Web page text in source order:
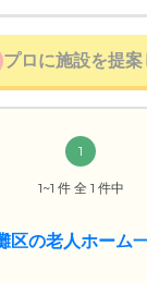
プロに施設を提案
1
1~1 件 全 1 件中
区の老人ホーム